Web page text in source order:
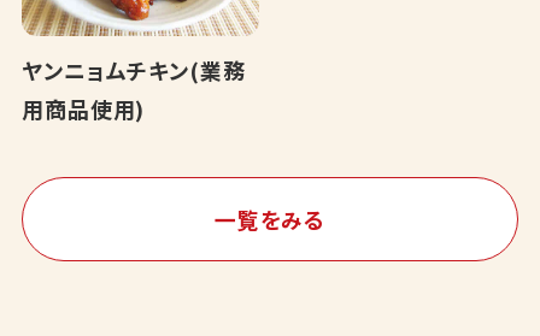
ヤンニョムチキン(業務
用商品使用)
一覧をみる